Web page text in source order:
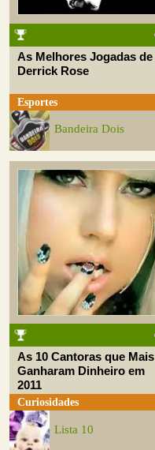
As Melhores Jogadas de
Derrick Rose
Esportes
Bandeira Dois
As 10 Cantoras que Mais
Ganharam Dinheiro em
2011
Curiosidades
Lista 10